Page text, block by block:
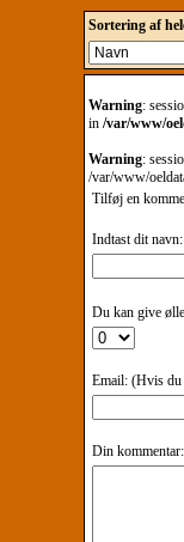
Sortering af
Warning:
in /var/www/
Warning:
/var/www/
Tilføj en
Indtast dit navn:
Du kan give
Email: (Hvis du
Din kommentar: